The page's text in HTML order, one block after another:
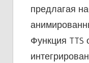
предлагая
Функция TTS